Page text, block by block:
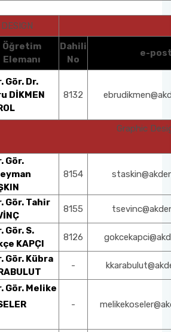
Öğretim
Elemanı
Dahili
No
e-
Gör. Dr.
DİKMEN
8132
Graphic
Gör.
8154
Gör. Tahir
8155
Gör. S.
KAPÇI
8126
Gör. Kübra
-
Gör. Melike
-